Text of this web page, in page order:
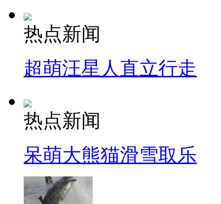
热点新闻
超萌汪星人直立行走
热点新闻
呆萌大熊猫滑雪取乐